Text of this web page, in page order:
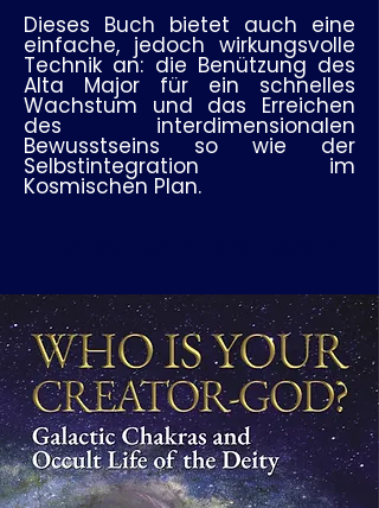
Dieses Buch bietet auch eine
einfache, jedoch wirkungsvolle
Technik an: die Benützung des
Alta Major für ein schnelles
Wachstum und das Erreichen
des interdimensionalen
Bewusstseins so wie der
Selbstintegration im
Kosmischen Plan.